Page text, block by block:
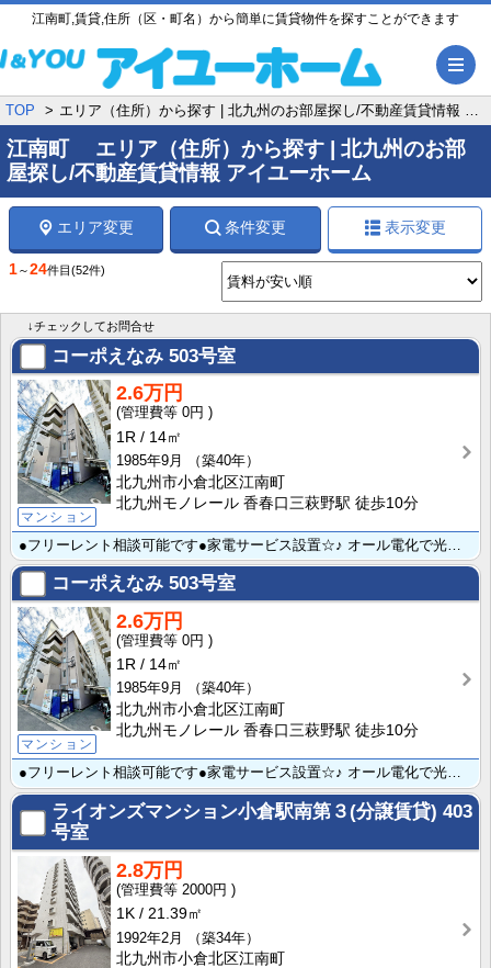
江南町,賃貸,住所（区・町名）から簡単に賃貸物件を探すことができます
TOP エリア（住所）から探す | 北九州のお部屋探し/不動産賃貸情報 アイユーホーム
江南町 エリア（住所）から探す | 北九州のお部
屋探し/不動産賃貸情報 アイユーホーム
エリア変更 条件変更 表示変更
1～24件目 (52件)
↓チェックしてお問合せ
コーポえなみ 503号室
マンション
2.6万円
0円
1R
14㎡
1985年9月
（築40年）
北九州市小倉北区江南町
北九州モノレール 香春口三萩野駅 徒歩10分
●フリーレント相談可能です●家電サービス設置☆♪ オール電化で光熱費も抑えられます！ 小倉中心街旦過･･･
コーポえなみ 503号室
マンション
2.6万円
0円
1R
14㎡
1985年9月
（築40年）
北九州市小倉北区江南町
北九州モノレール 香春口三萩野駅 徒歩10分
●フリーレント相談可能です●家電サービス設置☆♪ オール電化で光熱費も抑えられます！ 小倉中心街旦過･･･
ライオンズマンション小倉駅南第３(分譲賃貸) 403
号室
2.8万円
2000円
1K
21.39㎡
1992年2月
（築34年）
北九州市小倉北区江南町